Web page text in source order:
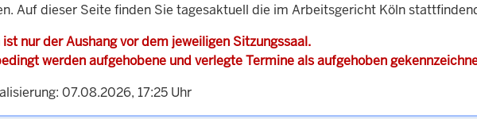
Auf dieser Seite finden Sie tagesaktuell die im Arbeitsgericht Köln
nur der Aushang vor dem jeweiligen Sitzungssaal.
werden aufgehobene und verlegte Termine als aufgehoben
07.08.2026, 17:25 Uhr